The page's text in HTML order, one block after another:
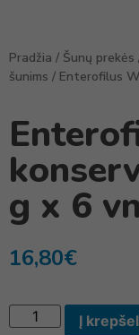
Pradžia / Šunų prekės
šunims / Enterofilus
g x 6
16,80€
Į